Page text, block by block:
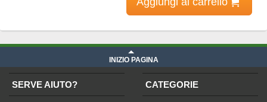
INIZIO PAGINA
SERVE AIUTO? CATEGORIE